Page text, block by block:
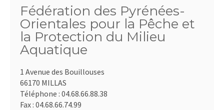
Fédération des Pyrénées-
Orientales pour la Pêche et
la Protection du Milieu
Aquatique
1 Avenue des Bouillouses
66170 MILLAS
Téléphone : 04.68.66.88.38
Fax : 04.68.66.74.99